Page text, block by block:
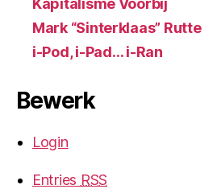
Kapitalisme Voorbij
Mark “Sinterklaas” Rutte
i-Pod, i-Pad… i-Ran
Bewerk
Login
Entries RSS